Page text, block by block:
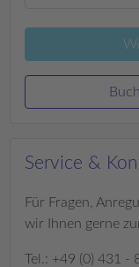
Service &
Für Fragen,
wir Ihnen gerne
Tel.: +49 (0) 431 -